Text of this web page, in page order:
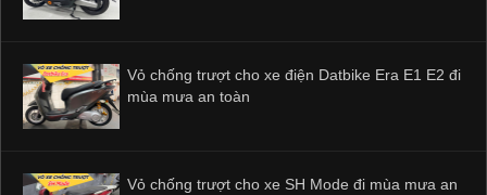
Vỏ chống trượt cho xe điện Datbike Era E1 E2 đi
mùa mưa an toàn
Vỏ chống trượt cho xe SH Mode đi mùa mưa an